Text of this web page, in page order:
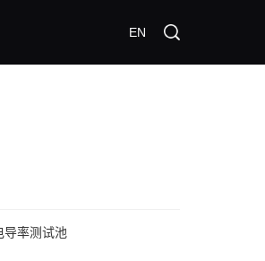
EN
导率测试池